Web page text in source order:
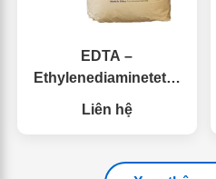
EDTA –
Ethylenediaminetetra
acetic Acid
Liên hệ